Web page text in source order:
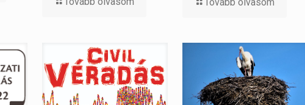
Tovább olvasom